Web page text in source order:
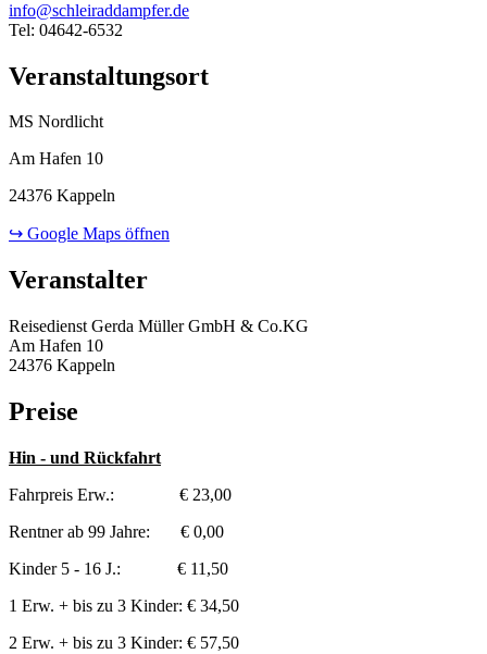
info@schleiraddampfer.de
Tel: 04642-6532
Veranstaltungsort
MS Nordlicht
Am Hafen 10
24376 Kappeln
↪ Google Maps öffnen
Veranstalter
Reisedienst Gerda Müller GmbH & Co.KG
Am Hafen 10
24376 Kappeln
Preise
Hin - und Rückfahrt
Fahrpreis Erw.: € 23,00
Rentner ab 99 Jahre: € 0,00
Kinder 5 - 16 J.: € 11,50
1 Erw. + bis zu 3 Kinder: € 34,50
2 Erw. + bis zu 3 Kinder: € 57,50